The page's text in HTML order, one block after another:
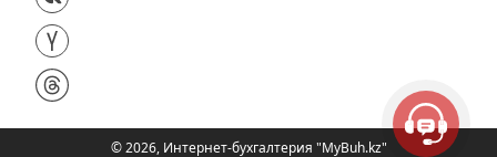
©2026, Интернет-бухгалтерия "MyBuh.kz"